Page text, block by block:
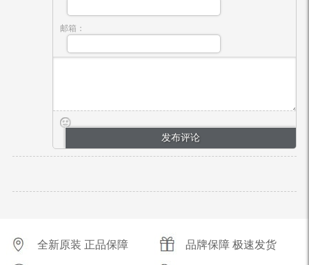
邮箱：
全新原装 正品保障 品牌保障 极速发货